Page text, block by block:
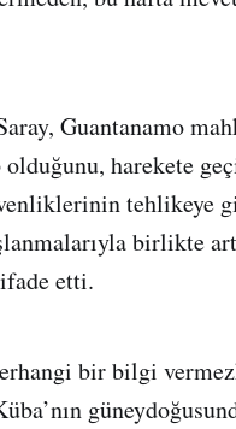
Guantanamo
olduğunu, harekete
tehlikeye
birlikte
etti.
bir bilgi